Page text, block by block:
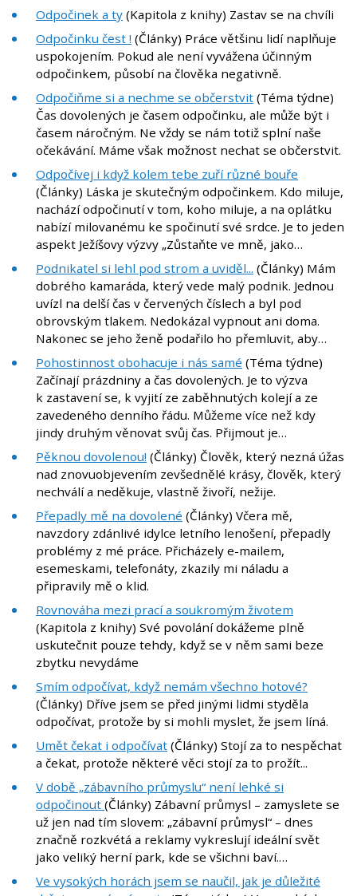
Odpočinek a ty (Kapitola z knihy) Zastav se na chvíli
Odpočinku čest ! (Články) Práce většinu lidí naplňuje
uspokojením. Pokud ale není vyvážena účinným
odpočinkem, působí na člověka negativně.
Odpočiňme si a nechme se občerstvit (Téma týdne)
Čas dovolených je časem odpočinku, ale může být i
časem náročným. Ne vždy se nám totiž splní naše
očekávání. Máme však možnost nechat se občerstvit.
Odpočívej i když kolem tebe zuří různé bouře
(Články) Láska je skutečným odpočinkem. Kdo miluje,
nachází odpočinutí v tom, koho miluje, a na oplátku
nabízí milovanému ke spočinutí své srdce. Je to jeden
aspekt Ježíšovy výzvy „Zůstaňte ve mně, jako…
Podnikatel si lehl pod strom a uviděl... (Články) Mám
dobrého kamaráda, který vede malý podnik. Jednou
uvízl na delší čas v červených číslech a byl pod
obrovským tlakem. Nedokázal vypnout ani doma.
Nakonec se jeho ženě podařilo ho přemluvit, aby…
Pohostinnost obohacuje i nás samé (Téma týdne)
Začínají prázdniny a čas dovolených. Je to výzva
k zastavení se, k vyjití ze zaběhnutých kolejí a ze
zavedeného denního řádu. Můžeme více než kdy
jindy druhým věnovat svůj čas. Přijmout je…
Pěknou dovolenou! (Články) Člověk, který nezná úžas
nad znovuobjevením zevšednělé krásy, člověk, který
nechválí a neděkuje, vlastně živoří, nežije.
Přepadly mě na dovolené (Články) Včera mě,
navzdory zdánlivé idylce letního lenošení, přepadly
problémy z mé práce. Přicházely e-mailem,
esemeskami, telefonáty, zkazily mi náladu a
připravily mě o klid.
Rovnováha mezi prací a soukromým životem
(Kapitola z knihy) Své povolání dokážeme plně
uskutečnit pouze tehdy, když se v něm sami beze
zbytku nevydáme
Smím odpočívat, když nemám všechno hotové?
(Články) Dříve jsem se před jinými lidmi styděla
odpočívat, protože by si mohli myslet, že jsem líná.
Umět čekat i odpočívat (Články) Stojí za to nespěchat
a čekat, protože některé věci stojí za to prožít...
V době „zábavního průmyslu“ není lehké si
odpočinout (Články) Zábavní průmysl – zamyslete se
už jen nad tím slovem: „zábavní průmysl“ – dnes
značně rozkvétá a reklamy vykreslují ideální svět
jako veliký herní park, kde se všichni baví.…
Ve vysokých horách jsem se naučil, jak je důležité